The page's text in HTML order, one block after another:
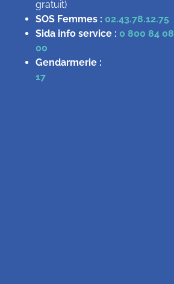
gratuit)
SOS Femmes : 02.43.78.12.75
Sida info service : 0 800 84 08
00
Gendarmerie :
17